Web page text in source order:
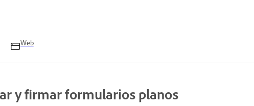
Web
y firmar formularios planos